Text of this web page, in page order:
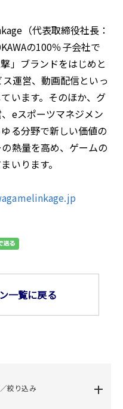
（代表取締役社長：
の100％子会社で
」ブランドをはじめと
運営、動画配信といっ
います。そのほか、グ
eスポーツマネジメン
る分野で新しい価値の
熱量を高め、ゲームの
いります。
⼀覧に戻る
絞り込み